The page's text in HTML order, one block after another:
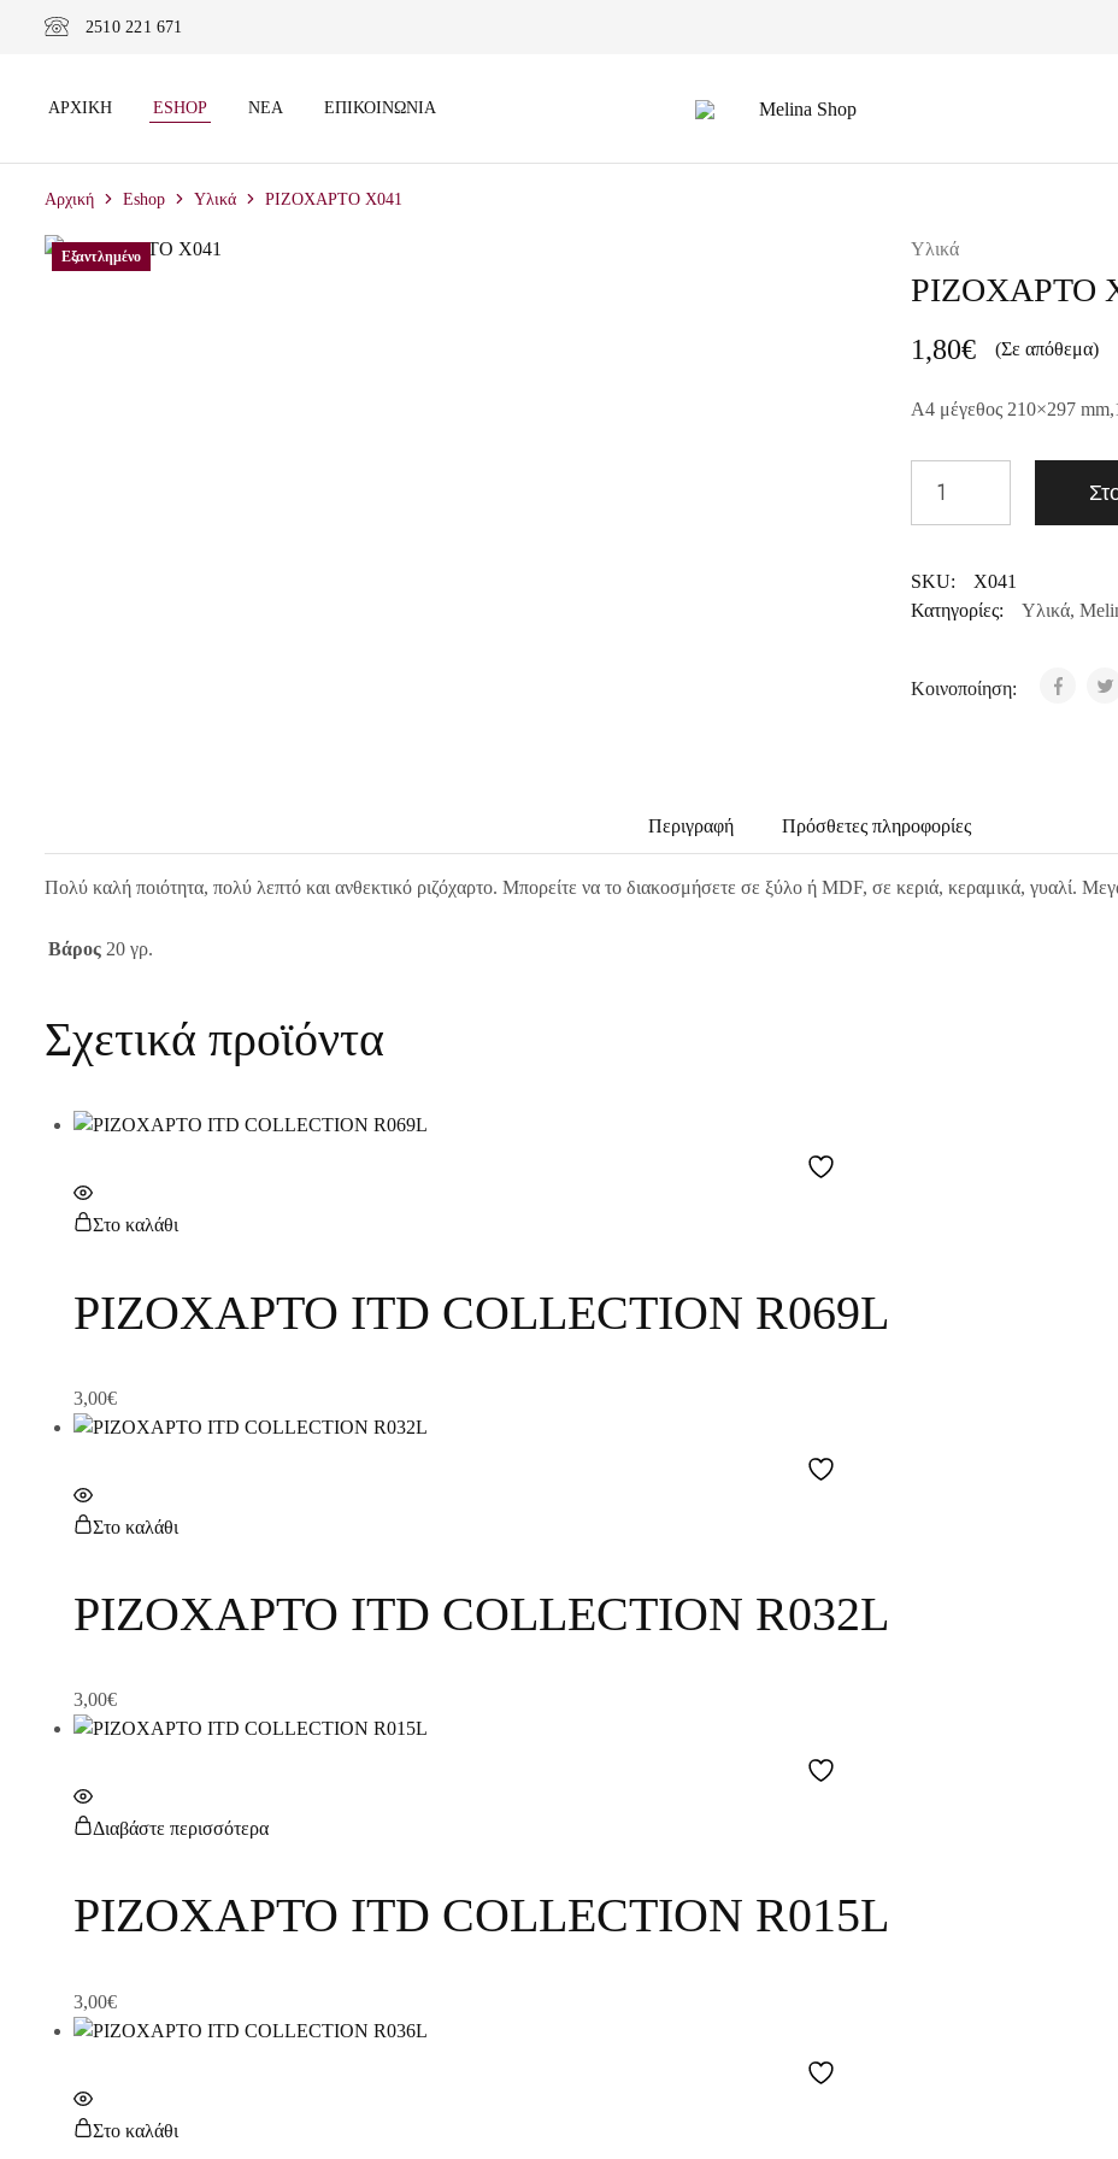
2510 221 671
ΑΡΧΙΚΉ ESHOP ΝΈΑ ΕΠΙΚΟΙΝΩΝΊΑ
Melina
Αρχική Eshop Υλικά ΡΙΖΟΧΑΡΤΟ X041
Υλικά
ΡΙΖΟΧΑΡΤΟ
1,80€ (Σε απόθεμα)
A4 μέγεθος 210×297
SKU:
X041
Κατηγορίες:
Υλικά,
Κοινοποίηση:
Περιγραφή Πρόσθετες πληροφορίες
Πολύ καλή ποιότητα, πολύ λεπτό και ανθεκτικό ριζόχαρτο. Μπορείτε να το διακοσμήσετε σε ξύλο ή MDF, σε κεριά, κεραμικά, γυαλί.
Βάρος 20 γρ.
Σχετικά προϊόντα
Στο καλάθι
ΡΙΖΟΧΑΡΤΟ ITD COLLECTION R069L
3,00€
Στο καλάθι
ΡΙΖΟΧΑΡΤΟ ITD COLLECTION R032L
3,00€
Διαβάστε περισσότερα
Εξαντλημένο
ΡΙΖΟΧΑΡΤΟ ITD COLLECTION R015L
3,00€
Στο καλάθι